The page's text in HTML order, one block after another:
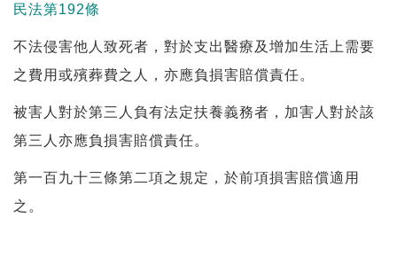
民法第192條
不法侵害他人致死者，對於支出醫療及增加生活上需要
之費用或殯葬費之人，亦應負損害賠償責任。
被害人對於第三人負有法定扶養義務者，加害人對於該
第三人亦應負損害賠償責任。
第一百九十三條第二項之規定，於前項損害賠償適用
之。